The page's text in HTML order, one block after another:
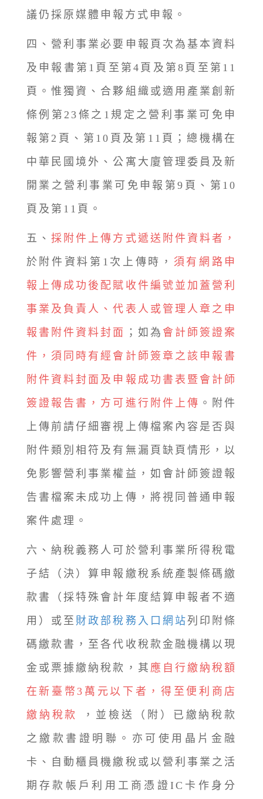
議仍採原媒體申報方式申報。
四、營利事業必要申報頁次為基本資料
及申報書第1頁至第4頁及第8頁至第11
頁。惟獨資、合夥組織或適用產業創新
條例第23條之1規定之營利事業可免申
報第2頁、第10頁及第11頁；總機構在
中華民國境外、公寓大廈管理委員及新
開業之營利事業可免申報第9頁、第10
頁及第11頁。
五、 採附件上傳方式遞送附件資料者，
於附件資料第1次上傳時， 須有網路申
報上傳成功後配賦收件編號並加蓋營利
事業及負責人、代表人或管理人章之申
報書附件資料封面
；如為 會計師簽證案
件，須同時有經會計師簽章之該申報書
附件資料封面及申報成功書表暨會計師
簽證報告書，方可進行附件上傳 。附件
上傳前請仔細審視上傳檔案內容是否與
附件類別相符及有無漏頁缺頁情形，以
免影響營利事業權益，如會計師簽證報
告書檔案未成功上傳，將視同普通申報
案件處理。
六、納稅義務人可於營利事業所得稅電
子結（決）算申報繳稅系統產製條碼繳
款書（採特殊會計年度結算申報者不適
用）或至 財政部稅務入口網站列印附條
碼繳款書，至各代收稅款金融機構以現
金或票據繳納稅款，其 應自行繳納稅額
在新臺幣3萬元以下者，得至便利商店
繳納稅款
，並檢送（附）已繳納稅款
之繳款書證明聯。亦可使用晶片金融
卡、自動櫃員機繳稅或以營利事業之活
期存款帳戶利用工商憑證IC卡作身分